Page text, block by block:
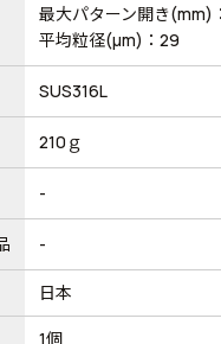
最大パターン開き(mm)
平均粒径(μm)：29
SUS316L
210ｇ
-
-
日本
1個